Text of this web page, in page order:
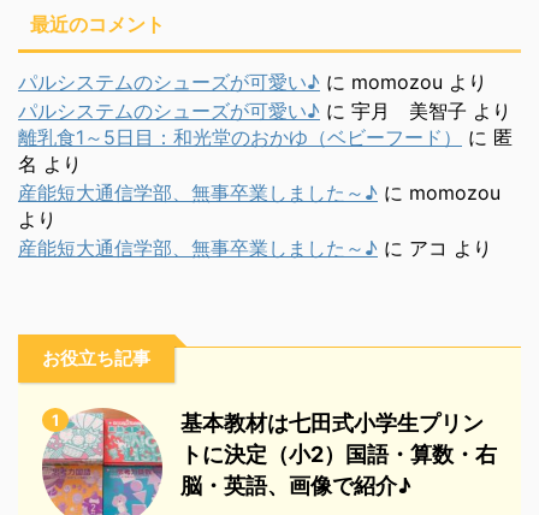
最近のコメント
パルシステムのシューズが可愛い♪ に momozou より
パルシステムのシューズが可愛い♪ に 宇月 美智子 より
離乳食1～5日目：和光堂のおかゆ（ベビーフード）
に 匿
名 より
産能短大通信学部、無事卒業しました～♪ に momozou
より
産能短大通信学部、無事卒業しました～♪ に アコ より
お役立ち記事
1
基本教材は七田式小学生プリン
トに決定（小2）国語・算数・右
脳・英語、画像で紹介♪